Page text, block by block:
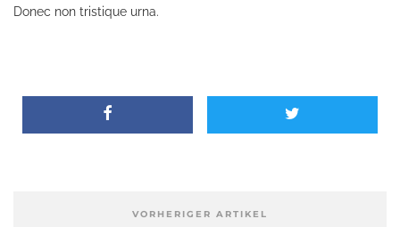
Donec non tristique urna.
VORHERIGER ARTIKEL